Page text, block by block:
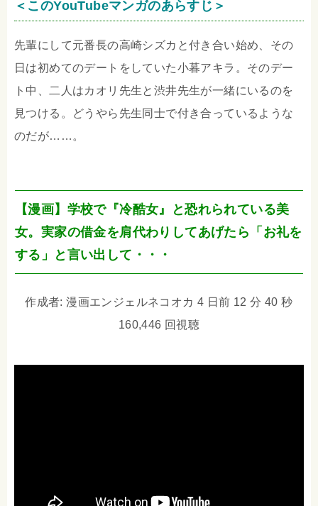
＜このYouTubeマンガのあらすじ＞
先輩にして元番長の高崎シズカと付き合い始め、その
日は初めてのデートをしていた小暮アキラ。そのデー
ト中、二人はカオリ先生と渋井先生が一緒にいるのを
見つける。どうやら先生同士で付き合っているような
のだが……。
【漫画】学校で『冷酷女』と恐れられている美
女。実家の借金を肩代わりしてあげたら「お礼を
する」と言い出して・・・
作成者: 漫画エンジェルネコオカ 4 日前 12 分 40 秒
160,446 回視聴